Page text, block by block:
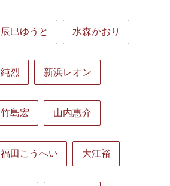
辰巳ゆうと 水森かおり
純烈 新浜レオン
竹島宏 山内惠介
福田こうへい 大江裕